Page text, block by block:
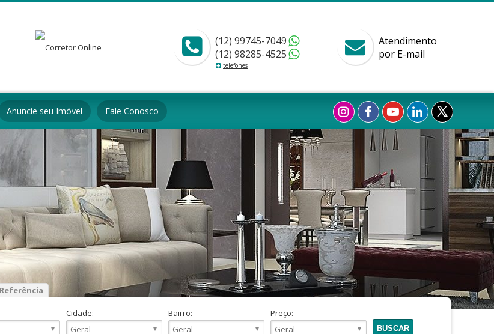
(12) 99745-7049
(12) 98285-4525
telefones
Atendimento
por E-mail
Anuncie seu Imóvel Fale Conosco
Cidade: Bairro: Preço: